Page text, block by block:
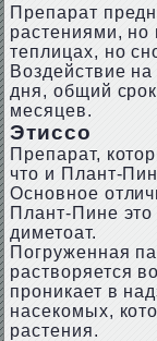
Препарат
растениями, но
теплицах, но
Воздействие
дня, общий
месяцев.
Этиссо
Препарат,
что и Плант-
Основное
Плант-Пине это
диметоат.
Погруженная
растворяется
проникает в
насекомых,
растения.